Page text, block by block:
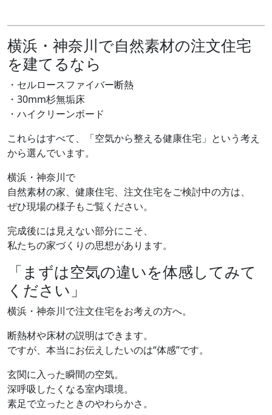
横浜・神奈川で自然素材の注文住宅
を建てるなら
・セルロースファイバー断熱
・30mm杉無垢床
・ハイクリーンボード
これらはすべて、「空気から整える健康住宅」という考え
から選んでいます。
横浜・神奈川で
自然素材の家、健康住宅、注文住宅をご検討中の方は、
ぜひ現場の様子もご覧ください。
完成後には見えない部分にこそ、
私たちの家づくりの思想があります。
「まずは空気の違いを体感してみて
ください」
横浜・神奈川で注文住宅をお考えの方へ。
断熱材や床材の説明はできます。
ですが、本当にお伝えしたいのは“体感”です。
玄関に入った瞬間の空気。
深呼吸したくなる室内環境。
素足で立ったときのやわらかさ。